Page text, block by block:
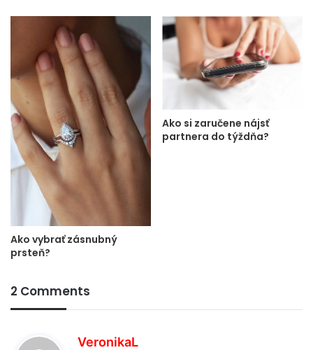
Ako vybrať zásnubný
prsteň?
Ako si zaručene nájsť
partnera do týždňa?
2 Comments
VeronikaL